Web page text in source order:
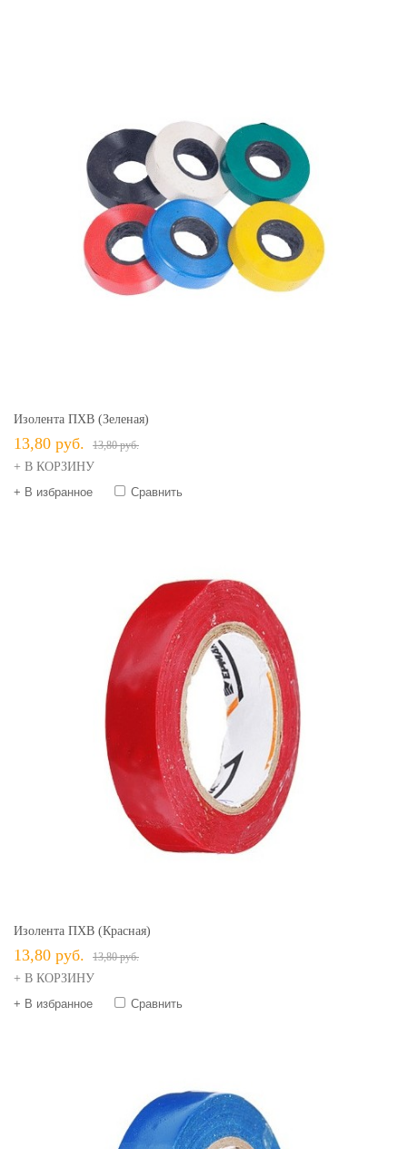
Изолента ПХВ (зеленая)
13,80 руб. 13,80 руб.
+ В КОРЗИНУ
+ В избранное
Сравнить
Изолента ПХВ (красная)
13,80 руб. 13,80 руб.
+ В КОРЗИНУ
+ В избранное
Сравнить